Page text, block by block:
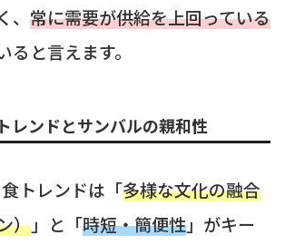
常に需要が供給を上回っている
ると言えます。
レンドとサンバルの親和性
トレンドは「多様な文化の融合
）」と「時短・簡便性」がキー